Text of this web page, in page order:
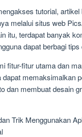
tutorial, artikel
melalui situs web
itu, terdapat banyak
dapat berbagi tips
fitur-fitur utama dan
dapat memaksimalkan
dan membuat desain
Trik Menggunakan